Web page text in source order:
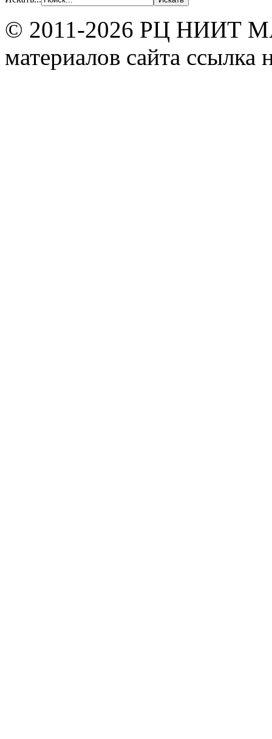
© 2011-2026 РЦ НИИТ
материалов сайта ссылка